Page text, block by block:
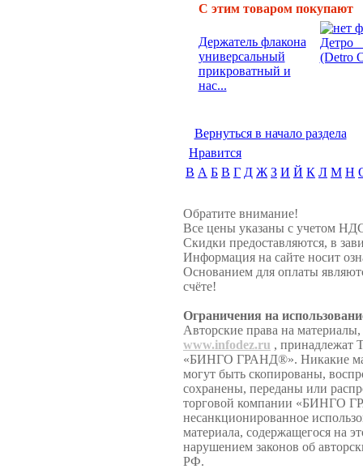
С этим товаром покупают
Держатель флакона
универсальный
прикроватный и
нас...
(Detro
Вернуться в начало раздела
Нравится
B А Б В Г Д Ж З И Й К Л М Н
Обратите внимание!
Все цены указаны с учетом
Скидки предоставляются, в
Информация на сайте носит
Основанием для оплаты
счёте!
Ограничения на
Авторские права на
www.infodez.ru , принадлежат
«БИНГО ГРАНД®». Никакие
могут быть скопированы,
сохранены, переданы или
торговой компании «БИНГО
несанкционированное
материала, содержащегося на
нарушением законов об
РФ.